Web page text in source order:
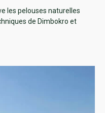
les pelouses naturelles
de Dimbokro et